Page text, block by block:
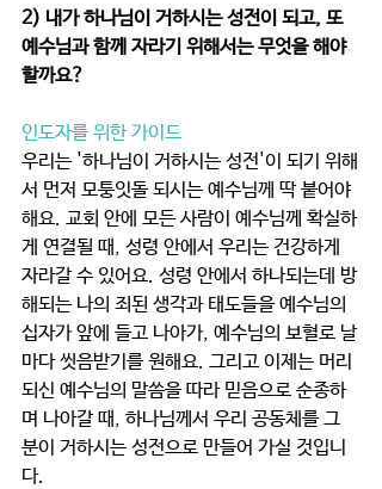
2) 내가 하나님이 거하시는 성전이 되고, 또
예수님과 함께 자라기 위해서는 무엇을 해야
할까요?
인도자를 위한 가이드
우리는 '하나님이 거하시는 성전'이 되기 위해
서 먼저 모퉁잇돌 되시는 예수님께 딱 붙어야
해요. 교회 안에 모든 사람이 예수님께 확실하
게 연결될 때, 성령 안에서 우리는 건강하게
자라갈 수 있어요. 성령 안에서 하나되는데 방
해되는 나의 죄된 생각과 태도들을 예수님의
십자가 앞에 들고 나아가, 예수님의 보혈로 날
마다 씻음받기를 원해요. 그리고 이제는 머리
되신 예수님의 말씀을 따라 믿음으로 순종하
며 나아갈 때, 하나님께서 우리 공동체를 그
분이 거하시는 성전으로 만들어 가실 것입니
다.